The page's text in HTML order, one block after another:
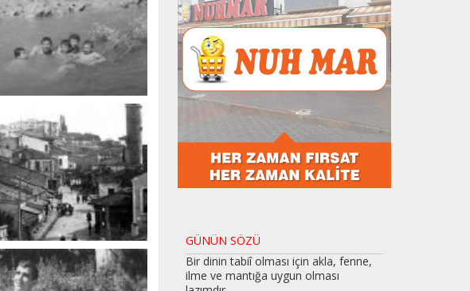
GÜNÜN SÖZÜ
Bir dinin tabiî olması için akla, fenne,
ilme ve mantığa uygun olması